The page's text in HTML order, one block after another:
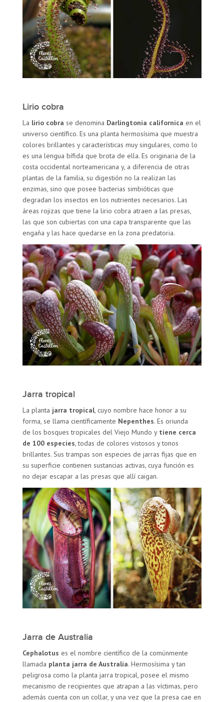
Lirio cobra
La lirio cobra se denomina Darlingtonia californica en el
universo científico. Es una planta hermosísima que muestra
colores brillantes y características muy singulares, como lo
es una lengua bífida que brota de ella. Es originaria de la
costa occidental norteamericana y, a diferencia de otras
plantas de la familia, su digestión no la realizan las
enzimas, sino que posee bacterias simbióticas que
degradan los insectos en los nutrientes necesarios. Las
áreas rojizas que tiene la lirio cobra atraen a las presas,
las que son cubiertas con una capa transparente que las
engaña y las hace quedarse en la zona predatoria.
Jarra tropical
La planta jarra tropical, cuyo nombre hace honor a su
forma, se llama científicamente Nepenthes. Es oriunda
de los bosques tropicales del Viejo Mundo y tiene cerca
de 100 especies, todas de colores vistosos y tonos
brillantes. Sus trampas son especies de jarras fijas que en
su superficie contienen sustancias activas, cuya función es
no dejar escapar a las presas que allí caigan.
Jarra de Australia
Cephalotus es el nombre científico de la comúnmente
llamada planta jarra de Australia. Hermosísima y tan
peligrosa como la planta jarra tropical, posee el mismo
mecanismo de recipientes que atrapan a las víctimas, pero
además cuenta con un collar, y una vez que la presa cae en